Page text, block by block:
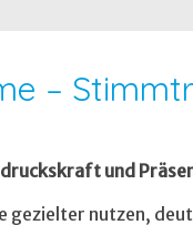
–
und
gezielter nutzen,